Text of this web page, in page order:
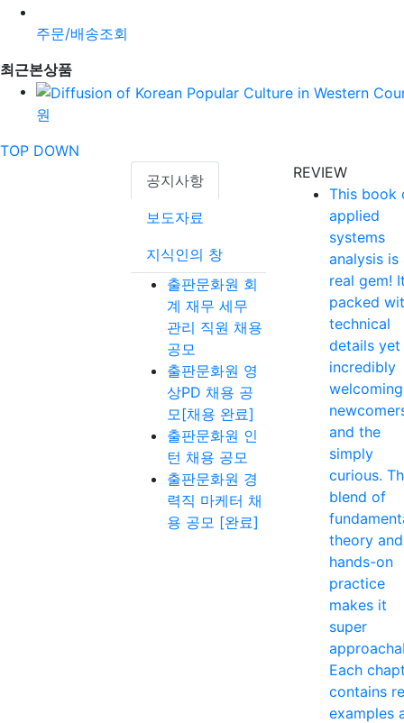
주문/배송조회
최근본상품
원
TOP DOWN
공지사항
보도자료
지식인의 창
출판문화원 회
계 재무 세무
관리 직원 채용
공모
출판문화원 영
상PD 채용 공
모[채용 완료]
출판문화원 인
턴 채용 공모
출판문화원 경
력직 마케터 채
용 공모 [완료]
REVIEW
This book
applied
systems
analysis is
real gem!
packed
technical
details yet
incredibly
and the
simply
curious.
blend of
theory and
hands-on
practice
makes it
super
Each
contains
examples